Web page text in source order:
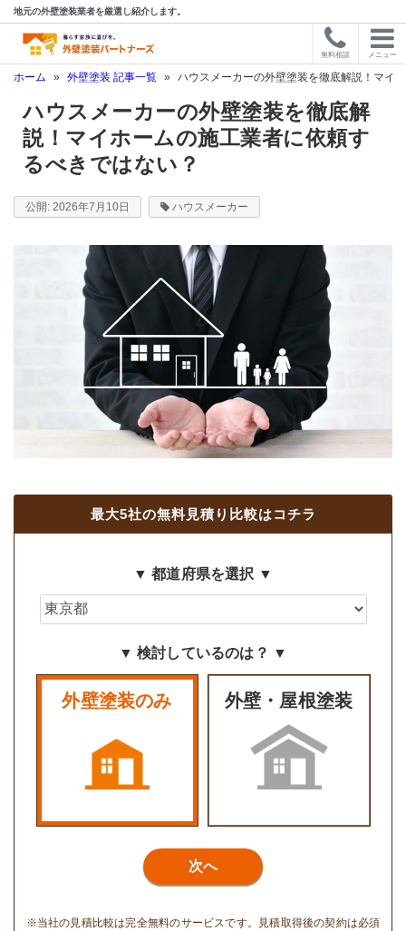
地元の外壁塗装業者を厳選し紹介します。
無料相談 メニュー
ホーム » 外壁塗装 記事一覧 » ハウスメーカーの外壁塗装を徹底解説！マイ
ハウスメーカーの外壁塗装を徹底解
説！マイホームの施工業者に依頼す
るべきではない？
2026年7月10日 ハウスメーカー
最大5社の無料見積り比較はコチラ
▼ 都道府県を選択 ▼
▼ 検討しているのは？ ▼
外壁塗装のみ 外壁・屋根塗装
次へ
※当社の見積比較は完全無料のサービスです。見積取得後の契約は必須